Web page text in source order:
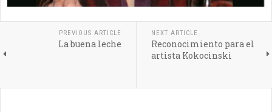
PREVIOUS ARTICLE
La buena leche
NEXT ARTICLE
Reconocimiento para el
artista Kokocinski